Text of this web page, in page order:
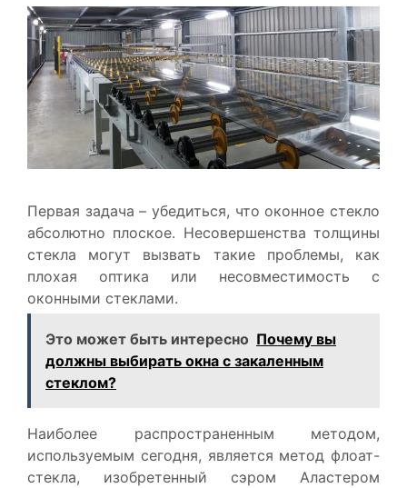
Первая задача – убедиться, что оконное стекло
абсолютно плоское. Несовершенства толщины
стекла могут вызвать такие проблемы, как
плохая оптика или несовместимость с
оконными стеклами.
Это может быть интересно Почему вы
должны выбирать окна с закаленным
стеклом?
Наиболее распространенным методом,
используемым сегодня, является метод флоат-
стекла, изобретенный сэром Аластером